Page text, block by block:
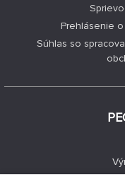
Prehlásenie
Súhlas so